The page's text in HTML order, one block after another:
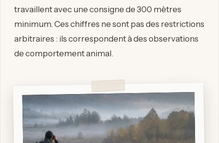
travaillent avec une consigne de 300 mètres
minimum. Ces chiffres ne sont pas des restrictions
arbitraires : ils correspondent à des observations
de comportement animal.